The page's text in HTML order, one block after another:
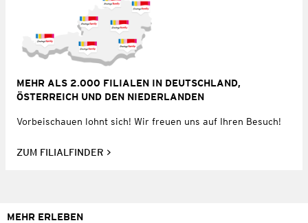
MEHR ALS 2.000 FILIALEN IN DEUTSCHLAND,
ÖSTERREICH UND DEN NIEDERLANDEN
Vorbeischauen lohnt sich! Wir freuen uns auf Ihren Besuch!
ZUM FILIALFINDER
MEHR ERLEBEN